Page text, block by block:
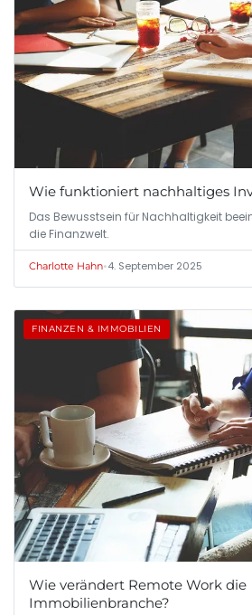
Wie funktioniert nachhaltiges
Das Bewusstsein für Nachhaltigkeit
die Finanzwelt.
Charlotte Hahn•4. September 2025
FINANZEN & IMMOBILIEN
Wie verändert Remote Work die
Immobilienbranche?